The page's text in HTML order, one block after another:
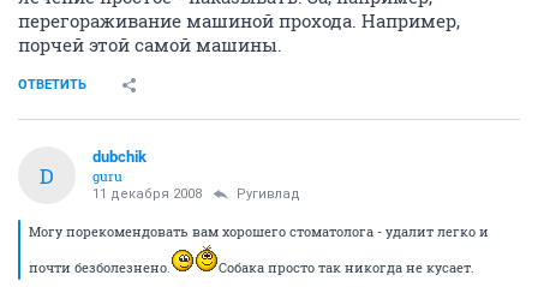
перегораживание машиной прохода. Например,
порчей этой самой машины.
ОТВЕТИТЬ
D
dubchik
guru
11 декабря 2008 Ругивлад
Могу порекомендовать вам хорошего стоматолога - удалит легко и
почти безболезнено.
Собака просто так никогда не кусает.